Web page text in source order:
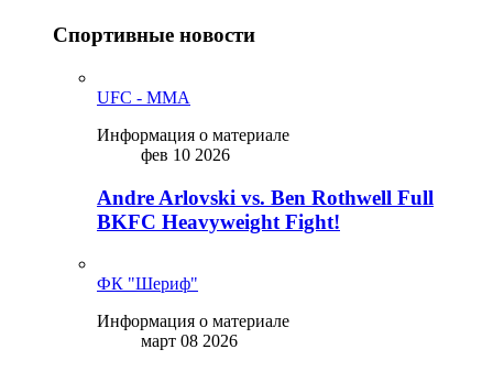
Спортивные новости
UFC - MMA
Информация о материале
фев 10 2026
Andre Arlovski vs. Ben Rothwell Full
BKFC Heavyweight Fight!
ФК "Шериф"
Информация о материале
март 08 2026